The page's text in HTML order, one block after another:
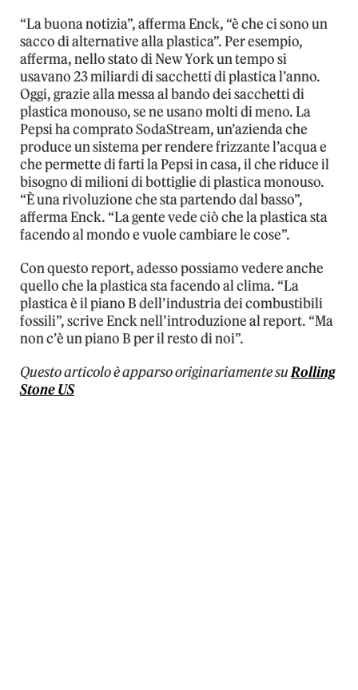
“La buona notizia”, afferma Enck, “è che ci sono un
sacco di alternative alla plastica”. Per esempio,
afferma, nello stato di New York un tempo si
usavano 23 miliardi di sacchetti di plastica l’anno.
Oggi, grazie alla messa al bando dei sacchetti di
plastica monouso, se ne usano molti di meno. La
Pepsi ha comprato SodaStream, un’azienda che
produce un sistema per rendere frizzante l’acqua e
che permette di farti la Pepsi in casa, il che riduce il
bisogno di milioni di bottiglie di plastica monouso.
“È una rivoluzione che sta partendo dal basso”,
afferma Enck. “La gente vede ciò che la plastica sta
facendo al mondo e vuole cambiare le cose”.
Con questo report, adesso possiamo vedere anche
quello che la plastica sta facendo al clima. “La
plastica è il piano B dell’industria dei combustibili
fossili”, scrive Enck nell’introduzione al report. “Ma
non c’è un piano B per il resto di noi”.
Questo articolo è apparso originariamente suRolling
Stone US